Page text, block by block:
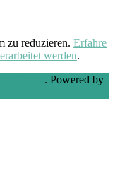
zu reduzieren. Erfahre
werden.
. Powered by